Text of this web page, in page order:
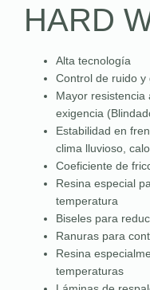
HARD
Alta tecnología
Control de ruido y
Mayor resistencia
exigencia
Estabilidad en
clima lluvioso,
Coeficiente de
Resina especial
temperatura
Biseles para
Ranuras para
Resina
temperaturas